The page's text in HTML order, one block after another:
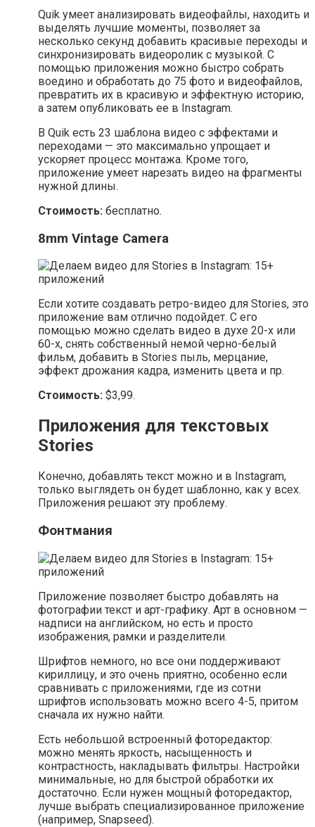
Quik умеет анализировать видеофайлы, находить и
выделять лучшие моменты, позволяет за
несколько секунд добавить красивые переходы и
синхронизировать видеоролик с музыкой. С
помощью приложения можно быстро собрать
воедино и обработать до 75 фото и видеофайлов,
превратить их в красивую и эффектную историю,
а затем опубликовать ее в Instagram.
В Quik есть 23 шаблона видео с эффектами и
переходами — это максимально упрощает и
ускоряет процесс монтажа. Кроме того,
приложение умеет нарезать видео на фрагменты
нужной длины.
Стоимость: бесплатно.
8mm Vintage Camera
Если хотите создавать ретро-видео для Stories, это
приложение вам отлично подойдет. С его
помощью можно сделать видео в духе 20-х или
60-х, снять собственный немой черно-белый
фильм, добавить в Stories пыль, мерцание,
эффект дрожания кадра, изменить цвета и пр.
Стоимость: $3,99.
Приложения для текстовых
Stories
Конечно, добавлять текст можно и в Instagram,
только выглядеть он будет шаблонно, как у всех.
Приложения решают эту проблему.
Фонтмания
Приложение позволяет быстро добавлять на
фотографии текст и арт-графику. Арт в основном —
надписи на английском, но есть и просто
изображения, рамки и разделители.
Шрифтов немного, но все они поддерживают
кириллицу, и это очень приятно, особенно если
сравнивать с приложениями, где из сотни
шрифтов использовать можно всего 4-5, притом
сначала их нужно найти.
Есть небольшой встроенный фоторедактор:
можно менять яркость, насыщенность и
контрастность, накладывать фильтры. Настройки
минимальные, но для быстрой обработки их
достаточно. Если нужен мощный фоторедактор,
лучше выбрать специализированное приложение
(например, Snapseed).